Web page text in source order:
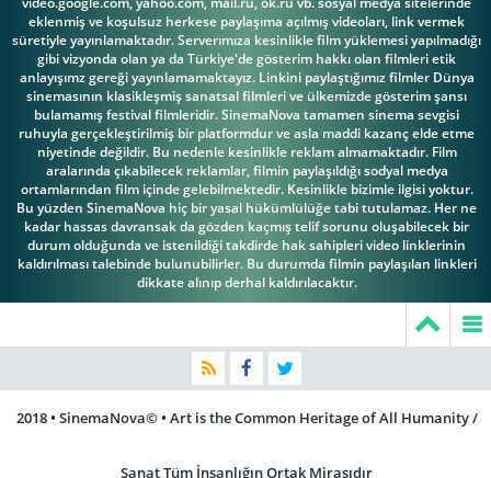
eklenmiş ve koşulsuz herkese paylaşıma açılmış videoları, link vermek
süretiyle yayınlamaktadır. Serverımıza kesinlikle film yüklemesi yapılmadığı
gibi vizyonda olan ya da Türkiye'de gösterim hakkı olan filmleri etik
anlayışımz gereği yayınlamamaktayız. Linkini paylaştığımız filmler Dünya
sinemasının klasikleşmiş sanatsal filmleri ve ülkemizde gösterim şansı
bulamamış festival filmleridir. SinemaNova tamamen sinema sevgisi
ruhuyla gerçekleştirilmiş bir platformdur ve asla maddi kazanç elde etme
niyetinde değildir. Bu nedenle kesinlikle reklam almamaktadır. Film
aralarında çıkabilecek reklamlar, filmin paylaşıldığı sodyal medya
ortamlarından film içinde gelebilmektedir. Kesinlikle bizimle ilgisi yoktur.
Bu yüzden SinemaNova hiç bir yasal hükümlülüğe tabi tutulamaz. Her ne
kadar hassas davransak da gözden kaçmış telif sorunu oluşabilecek bir
durum olduğunda ve istenildiği takdirde hak sahipleri video linklerinin
kaldırılması talebinde bulunubilirler. Bu durumda filmin paylaşılan linkleri
dikkate alınıp derhal kaldırılacaktır.
2018 • SinemaNova© • Art is the Common Heritage of All Humanity /
Sanat Tüm İnsanlığın Ortak Mirasıdır